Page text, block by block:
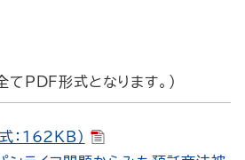
てPDF形式となります。）
：162KB）